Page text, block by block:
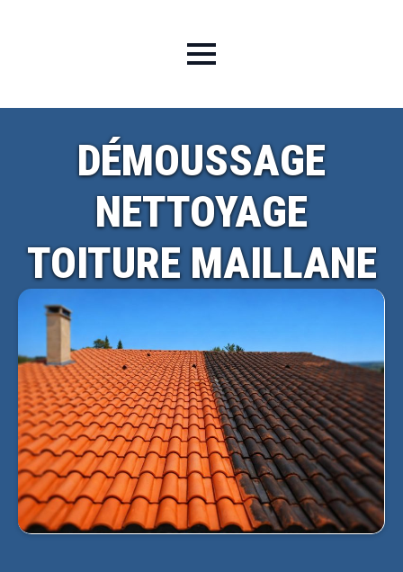
DÉMOUSSAGE
NETTOYAGE
TOITURE MAILLANE